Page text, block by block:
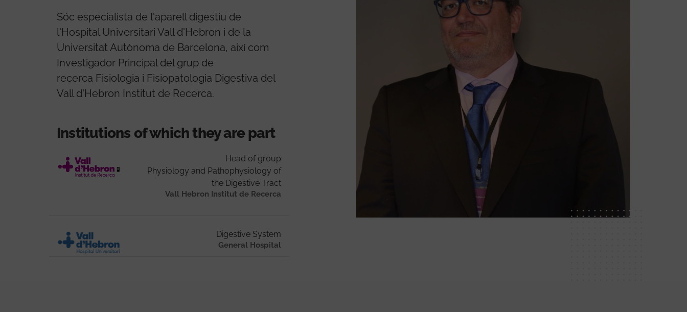
Sóc especialista de l'aparell digestiu de
l'Hospital Universitari Vall d'Hebron i de la
Universitat Autònoma de Barcelona, així com
Investigador Principal del grup de
recerca Fisiologia i Fisiopatologia Digestiva del
Vall d'Hebron Institut de Recerca.
Institutions of which they are part
Head of group
Physiology and Pathophysiology of
the Digestive Tract
Vall Hebron Institut de Recerca
Digestive System
General Hospital